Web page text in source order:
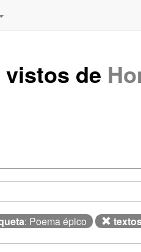
de
: Poema épico